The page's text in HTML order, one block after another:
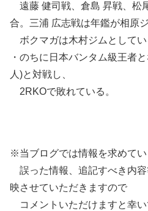
遠藤 健司戦、倉島 昇戦、松
合。三浦 広志戦は年鑑が相原ジ
ボクマガは木村ジムとしてい
・のちに日本バンタム級王者
人)と対戦し、
2RKOで敗れている。
※当ブログでは情報を求めてい
誤った情報、追記すべき内
映させていただきますので
コメントいただけますと幸い